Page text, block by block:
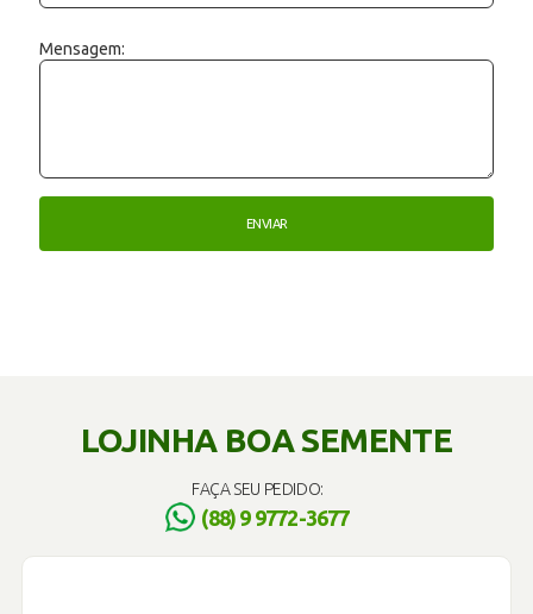
Mensagem:
LOJINHA BOA SEMENTE
FAÇA SEU PEDIDO:
(88) 9 9772-3677